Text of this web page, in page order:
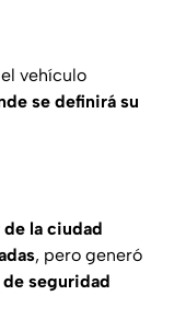
vehículo
se definirá su
la ciudad
, pero generó
seguridad